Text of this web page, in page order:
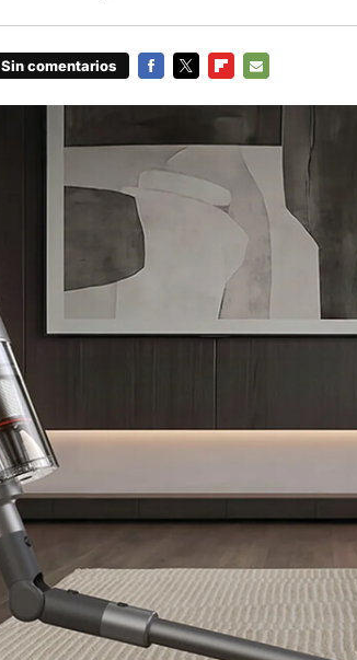
Sin comentarios